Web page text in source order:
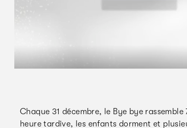
Chaque 31 décembre, le Bye bye
heure tardive, les enfants dorment et